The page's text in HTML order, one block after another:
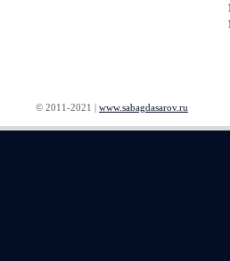
© 2011-2021 | www.sabagdasarov.ru